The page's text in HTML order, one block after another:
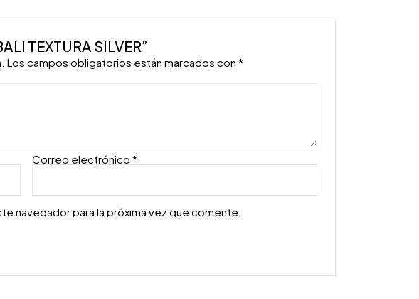
TEXTURA SILVER”
Los campos obligatorios están marcados con*
Correo electrónico*
navegador para la próxima vez que comente.